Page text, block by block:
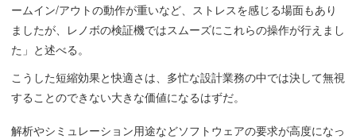
ームイン/アウトの動作が重いなど、ストレスを感じる場面もあり
ましたが、レノボの検証機ではスムーズにこれらの操作が行えまし
た」と述べる。
こうした短縮効果と快適さは、多忙な設計業務の中では決して無視
することのできない大きな価値になるはずだ。
解析やシミュレーション用途などソフトウェアの要求が高度になっ